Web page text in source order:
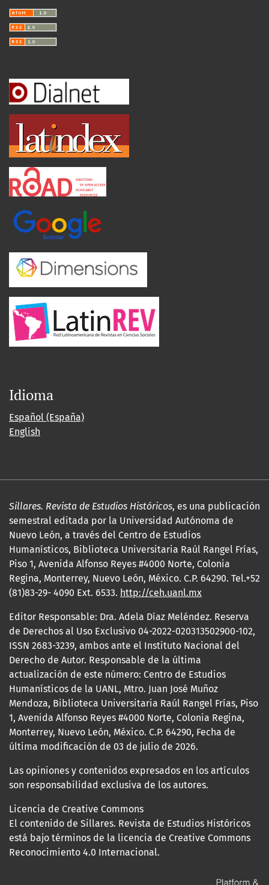
Idioma
Español (España)
English
Sillares. Revista de Estudios Históricos, es una publicación
semestral editada por la Universidad Autónoma de
Nuevo León, a través del Centro de Estudios
Humanísticos, Biblioteca Universitaria Raúl Rangel Frías,
Piso 1, Avenida Alfonso Reyes #4000 Norte, Colonia
Regina, Monterrey, Nuevo León, México. C.P. 64290. Tel.+52
(81)83-29- 4090 Ext. 6533. http://ceh.uanl.mx
Editor Responsable: Dra. Adela Díaz Meléndez. Reserva
de Derechos al Uso Exclusivo 04-2022-020313502900-102,
ISSN 2683-3239, ambos ante el Instituto Nacional del
Derecho de Autor. Responsable de la última
actualización de este número: Centro de Estudios
Humanísticos de la UANL, Mtro. Juan José Muñoz
Mendoza, Biblioteca Universitaria Raúl Rangel Frías, Piso
1, Avenida Alfonso Reyes #4000 Norte, Colonia Regina,
Monterrey, Nuevo León, México. C.P. 64290, Fecha de
última modificación de 03 de julio de 2026.
Las opiniones y contenidos expresados en los artículos
son responsabilidad exclusiva de los autores.
Licencia de Creative Commons
El contenido de Sillares. Revista de Estudios Históricos
está bajo términos de la licencia de Creative Commons
Reconocimiento 4.0 Internacional.